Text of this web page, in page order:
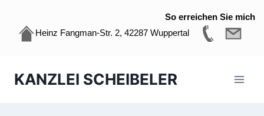
So erreichen Sie mich
Heinz Fangman-Str. 2, 42287 Wuppertal
InhaltKANZLEI SCHEIBELER